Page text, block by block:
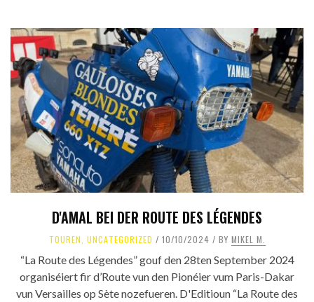
D'AMAL BEI DER ROUTE DES LÉGENDES
TOUREN UNCATEGORIZED 10/10/2024 BY MIKEL M.
“La Route des Légendes” gouf den 28ten September 2024
organiséiert fir d’Route vun den Pionéier vum Paris-Dakar
vun Versailles op Sète nozefueren. D'Editioun “La Route des